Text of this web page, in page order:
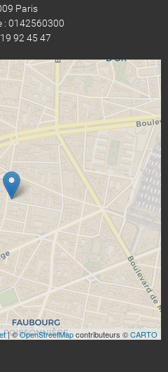
Paris
: 0142560300
92 45 47
| ©OpenStreetMapcontributeurs ©CARTO